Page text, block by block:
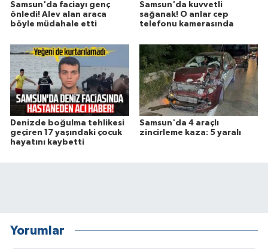
Samsun'da faciayı genç
önledi! Alev alan araca
böyle müdahale etti
Samsun'da kuvvetli
sağanak! O anlar cep
telefonu kamerasında
Denizde boğulma tehlikesi
geçiren 17 yaşındaki çocuk
hayatını kaybetti
Samsun'da 4 araçlı
zincirleme kaza: 5 yaralı
Yorumlar